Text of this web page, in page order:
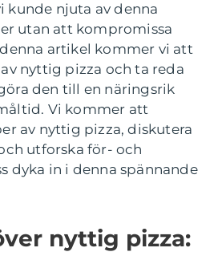
kunde njuta av denna
utan att kompromissa
artikel kommer vi att
nyttig pizza och ta reda
den till en näringsrik
Vi kommer att
av nyttig pizza, diskutera
utforska för- och
dyka in i denna spännande
nyttig pizza: